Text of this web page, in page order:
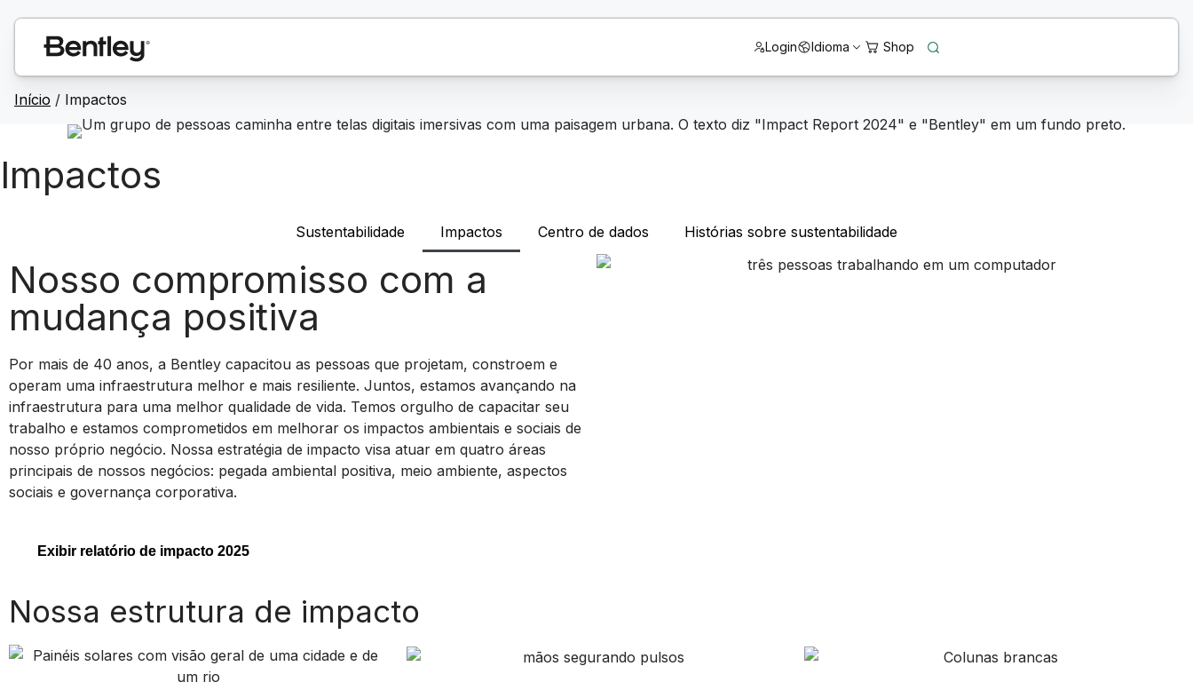
Login Idioma
Início / Impactos
Impactos
Sustentabilidade Impactos Centro de dados Histórias sobre sustentabilidade
Nosso compromisso com a
mudança positiva
Por mais de 40 anos, a Bentley capacitou as pessoas que projetam, constroem e
operam uma infraestrutura melhor e mais resiliente. Juntos, estamos avançando na
infraestrutura para uma melhor qualidade de vida. Temos orgulho de capacitar seu
trabalho e estamos comprometidos em melhorar os impactos ambientais e sociais de
nosso próprio negócio. Nossa estratégia de impacto visa atuar em quatro áreas
principais de nossos negócios: pegada ambiental positiva, meio ambiente, aspectos
sociais e governança corporativa.
Exibir relatório de impacto 2025
Nossa estrutura de impacto